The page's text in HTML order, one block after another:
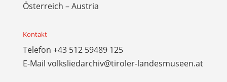
Österreich – Austria
Kontakt
Telefon +43 512 59489 125
E-Mail volksliedarchiv@tiroler-landesmuseen.at